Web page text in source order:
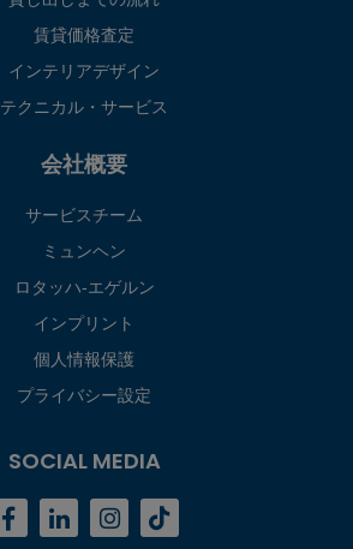
賃貸価格査定
インテリアデザイン
テクニカル・サービス
会社概要
サービスチーム
ミュンヘン
ロタッハ‐エゲルン
インプリント
個人情報保護
プライバシー設定
SOCIAL MEDIA